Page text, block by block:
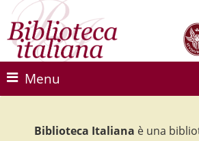
Menu
Biblioteca Italiana è una
Biblioteca Italiana è una
Biblioteca Italiana è una